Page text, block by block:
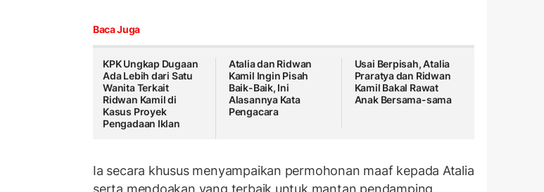
Baca Juga
KPK Ungkap Dugaan
Ada Lebih dari Satu
Wanita Terkait
Ridwan Kamil di
Kasus Proyek
Pengadaan Iklan
Atalia dan Ridwan
Kamil Ingin Pisah
Baik-Baik, Ini
Alasannya Kata
Pengacara
Usai Berpisah, Atalia
Praratya dan Ridwan
Kamil Bakal Rawat
Anak Bersama-sama
Ia secara khusus menyampaikan permohonan maaf kepada Atalia
serta mendoakan yang terbaik untuk mantan pendamping